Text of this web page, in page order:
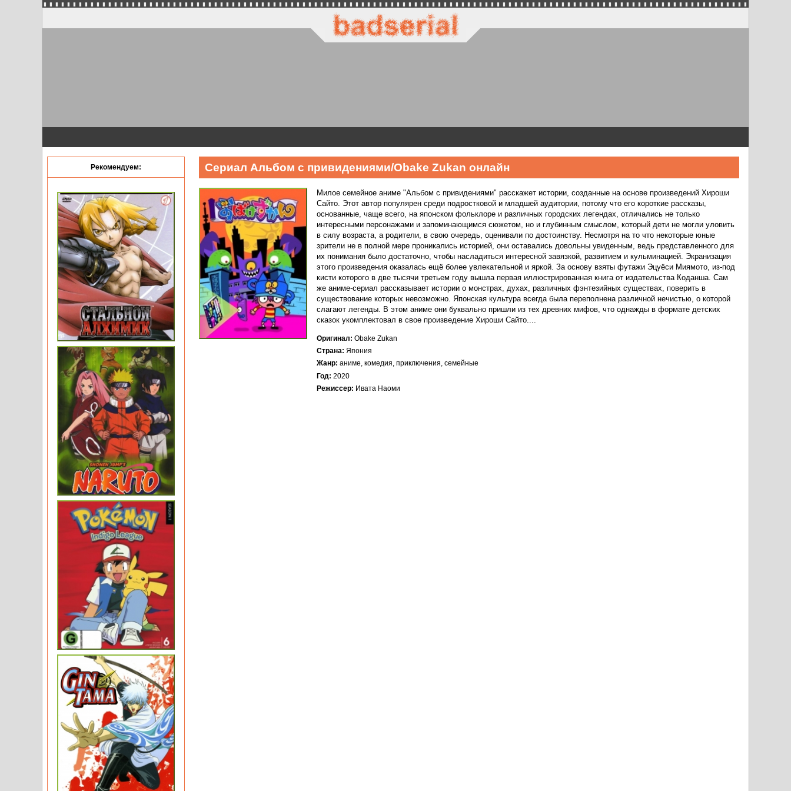
Сериал Альбом с привидениями/Obake Zukan онлайн
Милое семейное аниме "Альбом с привидениями" расскажет истории, созданные на основе произведений Хироши
Сайто. Этот автор популярен среди подростковой и младшей аудитории, потому что его короткие рассказы,
основанные, чаще всего, на японском фольклоре и различных городских легендах, отличались не только
интересными персонажами и запоминающимся сюжетом, но и глубинным смыслом, который дети не могли уловить
в силу возраста, а родители, в свою очередь, оценивали по достоинству. Несмотря на то что некоторые юные
зрители не в полной мере проникались историей, они оставались довольны увиденным, ведь представленного для
их понимания было достаточно, чтобы насладиться интересной завязкой, развитием и кульминацией. Экранизация
этого произведения оказалась ещё более увлекательной и яркой. За основу взяты футажи Эцуёси Миямото, из-под
кисти которого в две тысячи третьем году вышла первая иллюстрированная книга от издательства Коданша. Сам
же аниме-сериал рассказывает истории о монстрах, духах, различных фэнтезийных существах, поверить в
существование которых невозможно. Японская культура всегда была переполнена различной нечистью, о которой
слагают легенды. В этом аниме они буквально пришли из тех древних мифов, что однажды в формате детских
сказок укомплектовал в свое произведение Хироши Сайто....
Оригинал Obake Zukan
Страна Япония
Жанр аниме, комедия, приключения, семейные
Год 2020
Режиссер Ивата Наоми
Рекомендуем: